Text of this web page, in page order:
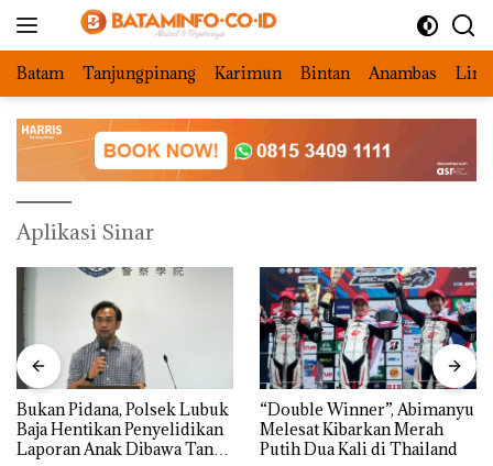
Batam Tanjungpinang Karimun Bintan Anambas
Aplikasi Sinar
Bukan Pidana, Polsek Lubuk
Baja Hentikan Penyelidikan
Laporan Anak Dibawa Tanpa
“Double Winner”, Abimanyu
Melesat Kibarkan Merah
Putih Dua Kali di Thailand